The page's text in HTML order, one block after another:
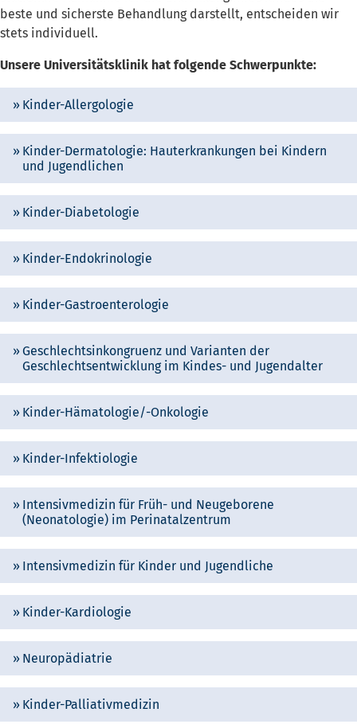
beste und sicherste Behandlung darstellt, entscheiden wir
stets individuell.
Unsere Universitätsklinik hat folgende Schwerpunkte:
Kinder-Allergologie
Kinder-Dermatologie: Hauterkrankungen bei Kindern
und Jugendlichen
Kinder-Diabetologie
Kinder-Endokrinologie
Kinder-Gastroenterologie
Geschlechtsinkongruenz und Varianten der
Geschlechtsentwicklung im Kindes- und Jugendalter
Kinder-Hämatologie/-Onkologie
Kinder-Infektiologie
Intensivmedizin für Früh- und Neugeborene
(Neonatologie) im Perinatalzentrum
Intensivmedizin für Kinder und Jugendliche
Kinder-Kardiologie
Neuropädiatrie
Kinder-Palliativmedizin